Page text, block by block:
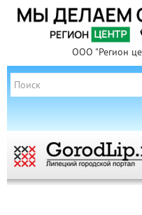
ООО "Регион